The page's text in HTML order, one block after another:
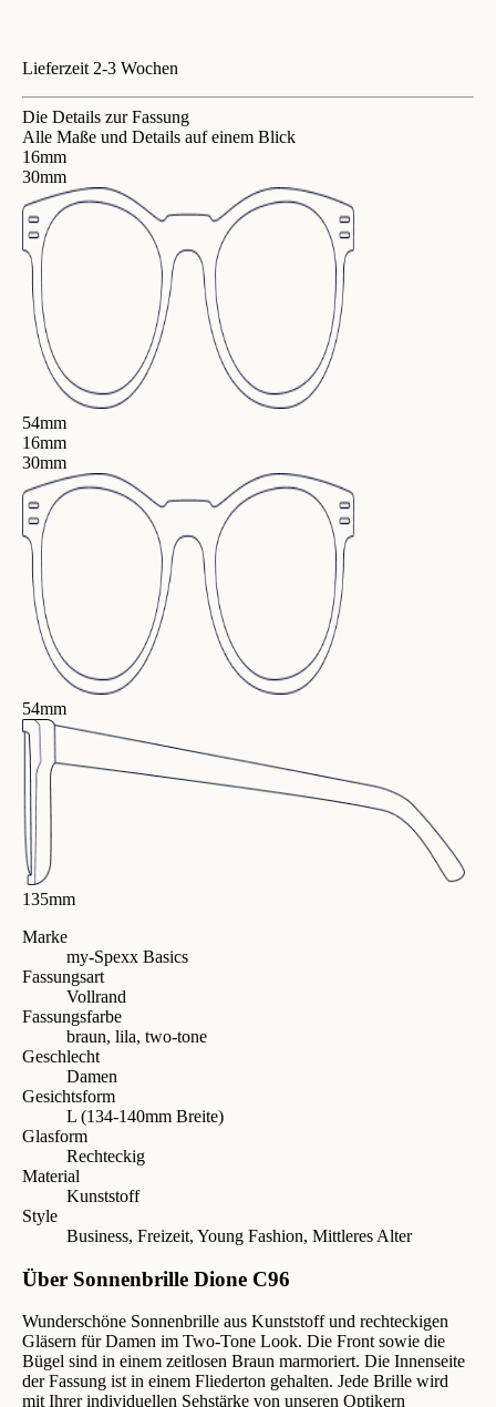
Lieferzeit 2-3 Wochen
Die Details zur Fassung
Alle Maße und Details auf einem Blick
16mm
30mm
54mm
16mm
30mm
54mm
135mm
Marke
my-Spexx Basics
Fassungsart
Vollrand
Fassungsfarbe
braun, lila, two-tone
Geschlecht
Damen
Gesichtsform
L (134-140mm Breite)
Glasform
Rechteckig
Material
Kunststoff
Style
Business, Freizeit, Young Fashion, Mittleres Alter
Über Sonnenbrille Dione C96
Wunderschöne Sonnenbrille aus Kunststoff und rechteckigen
Gläsern für Damen im Two-Tone Look. Die Front sowie die
Bügel sind in einem zeitlosen Braun marmoriert. Die Innenseite
der Fassung ist in einem Fliederton gehalten. Jede Brille wird
mit Ihrer individuellen Sehstärke von unseren Optikern